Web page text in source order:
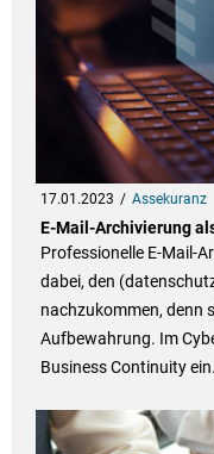
17.01.2023 Assekuranz
E-Mail-Archivierung
Professionelle E-Mail-
dabei, den
nachzukommen, denn
Aufbewahrung. Im
Business Continuity ein.